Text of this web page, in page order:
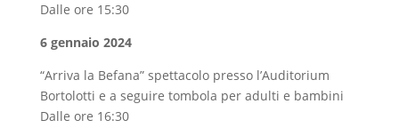
Dalle ore 15:30
6 gennaio 2024
“Arriva la Befana” spettacolo presso l’Auditorium
Bortolotti e a seguire tombola per adulti e bambini
Dalle ore 16:30